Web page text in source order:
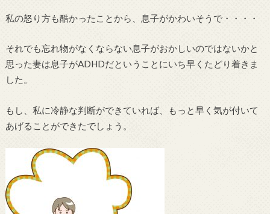
私の怒り方も酷かったことから、息子がかわいそうで・・・・
それでも忘れ物がなくならない息子がおかしいのではないかと
思った妻は息子がADHDだということにいち早くたどり着きま
した。
もし、私に冷静な判断ができていれば、もっと早く気が付いて
あげることができたでしょう。